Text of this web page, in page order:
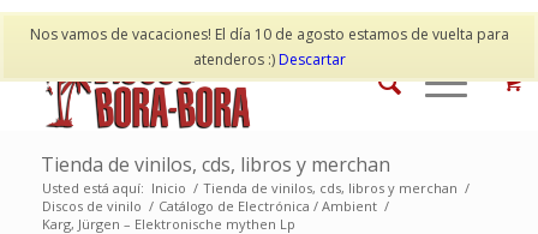
Nos vamos de vacaciones! El día 10 de agosto estamos de vuelta para
atenderos :)Descartar
Mi cuenta Contacto
Tienda de vinilos, cds, libros y merchan
Usted está aquí: Inicio / Tienda de vinilos, cds, libros y merchan /
Discos de vinilo / Catálogo de Electrónica / Ambient /
Karg, Jürgen – Elektronische mythen Lp